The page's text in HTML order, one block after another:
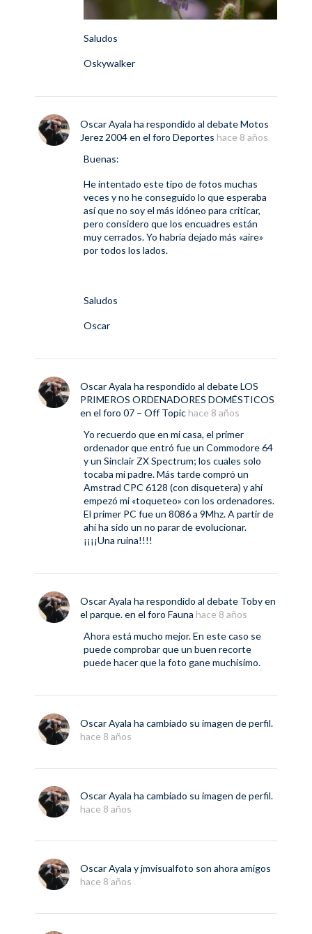
Saludos
Oskywalker
Oscar Ayala ha respondido al debateMotos
Jerez 2004en el foro Deportes hace 8 años
Buenas:
He intentado este tipo de fotos muchas
veces y no he conseguido lo que esperaba
así que no soy el más idóneo para criticar,
pero considero que los encuadres están
muy cerrados. Yo habría dejado más «aire»
por todos los lados.
Saludos
Oscar
Oscar Ayala ha respondido al debateLOS
PRIMEROS ORDENADORES DOMÉSTICOS
en el foro 07 – Off Topic hace 8 años
Yo recuerdo que en mi casa, el primer
ordenador que entró fue un Commodore 64
y un Sinclair ZX Spectrum; los cuales solo
tocaba mi padre. Más tarde compró un
Amstrad CPC 6128 (con disquetera) y ahí
empezó mi «toqueteo» con los ordenadores.
El primer PC fue un 8086 a 9Mhz. A partir de
ahí ha sido un no parar de evolucionar.
¡¡¡¡Una ruina!!!!
Oscar Ayala ha respondido al debate Toby en
el parque.en el foro Fauna hace 8 años
Ahora está mucho mejor. En este caso se
puede comprobar que un buen recorte
puede hacer que la foto gane muchísimo.
Oscar Ayala ha cambiado su imagen de perfil.
hace 8 años
Oscar Ayala ha cambiado su imagen de perfil.
hace 8 años
Oscar Ayala yjmvisualfoto son ahora amigos
hace 8 años